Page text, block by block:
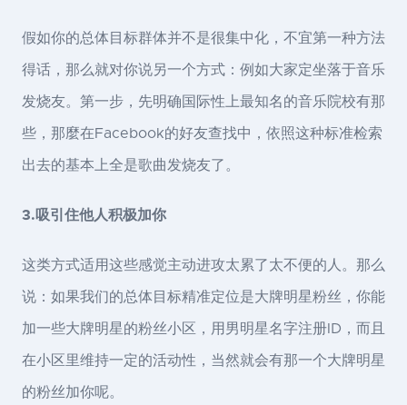
假如你的总体目标群体并不是很集中化，不宜第一种方法
得话，那么就对你说另一个方式：例如大家定坐落于音乐
发烧友。第一步，先明确国际性上最知名的音乐院校有那
些，那麼在Facebook的好友查找中，依照这种标准检索
出去的基本上全是歌曲发烧友了。
3.吸引住他人积极加你
这类方式适用这些感觉主动进攻太累了太不便的人。那么
说：如果我们的总体目标精准定位是大牌明星粉丝，你能
加一些大牌明星的粉丝小区，用男明星名字注册ID，而且
在小区里维持一定的活动性，当然就会有那一个大牌明星
的粉丝加你呢。